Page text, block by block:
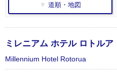
▼ 道順・地図
ミレニアム ホテル ロトルア
Millennium Hotel Rotorua